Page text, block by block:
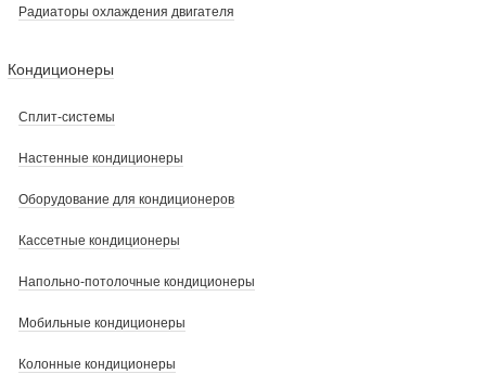
Радиаторы охлаждения двигателя
Кондиционеры
Сплит-системы
Настенные кондиционеры
Оборудование для кондиционеров
Кассетные кондиционеры
Напольно-потолочные кондиционеры
Мобильные кондиционеры
Колонные кондиционеры